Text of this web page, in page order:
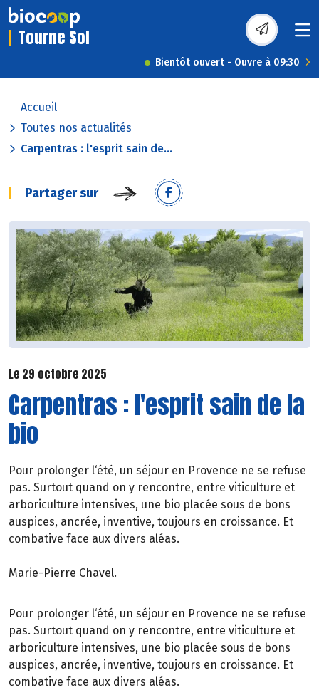
Tourne Sol
Bientôt ouvert - Ouvre à 09:30
Accueil
Toutes nos actualités
Carpentras : l'esprit sain de...
Partager sur
Le 29 octobre 2025
Carpentras : l'esprit sain de la
bio
Pour prolonger l‘été, un séjour en Provence ne se refuse
pas. Surtout quand on y rencontre, entre viticulture et
arboriculture intensives, une bio placée sous de bons
auspices, ancrée, inventive, toujours en croissance. Et
combative face aux divers aléas.
Marie-Pierre Chavel.
Pour prolonger l‘été, un séjour en Provence ne se refuse
pas. Surtout quand on y rencontre, entre viticulture et
arboriculture intensives, une bio placée sous de bons
auspices, ancrée, inventive, toujours en croissance. Et
combative face aux divers aléas.